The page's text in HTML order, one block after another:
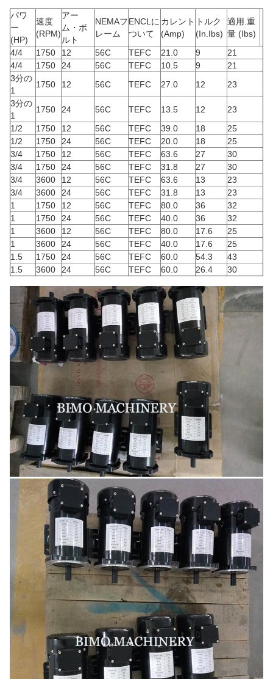
パワ
ー
(HP)
速度
(RPM)
アー
ム・ボ
ルト
NEMAフ
レーム
ENCLに
ついて
カレント
(Amp)
トルク
(In.Ibs)
適用.重
量 (Ibs)
4/4
1750 12 56C TEFC 21.0 9
21
4/4
1750 24 56C TEFC 10.5 9
21
3分の
1
1750 12 56C TEFC 27.0 12
23
3分の
1
1750 24 56C TEFC 13.5 12
23
1/2
1750 12 56C TEFC 39.0 18
25
1/2
1750 24 56C TEFC 20.0 18
25
3/4
1750 12 56C TEFC 63.6 27
30
3/4
1750 24 56C TEFC 31.8 27
30
3/4
3600 12 56C TEFC 63.6 13
23
3/4
3600 24 56C TEFC 31.8 13
23
1
1750 12 56C TEFC 80.0 36
32
1
1750 24 56C TEFC 40.0 36
32
1
3600 12 56C TEFC 80.0 17.6
25
1
3600 24 56C TEFC 40.0 17.6
25
1.5
1750 24 56C TEFC 60.0 54.3
43
1.5
3600 24 56C TEFC 60.0 26.4 30